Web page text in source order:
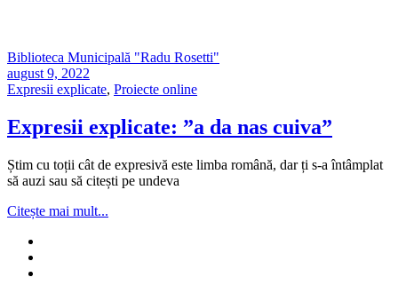
Biblioteca Municipală "Radu Rosetti"
august 9, 2022
Expresii explicate, Proiecte online
Expresii explicate: ”a da nas cuiva”
Știm cu toții cât de expresivă este limba română, dar ți s-a întâmplat
să auzi sau să citești pe undeva
Citește mai mult...